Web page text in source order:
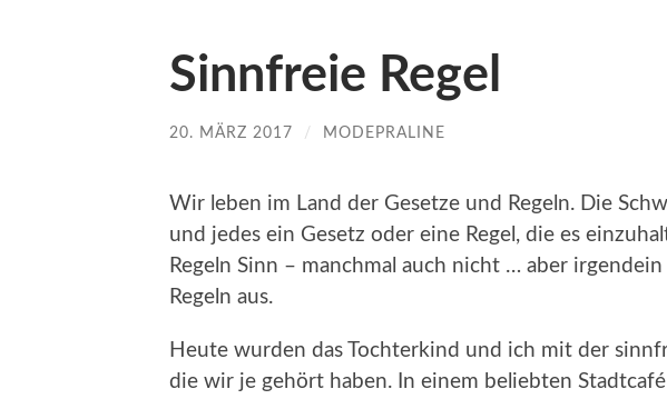
Sinnfreie Regel
20. MÄRZ 2017 / MODEPRALINE
Wir leben im Land der Gesetze und Regeln. Die
und jedes ein Gesetz oder eine Regel, die es
Regeln Sinn – manchmal auch nicht … aber
Regeln aus.
Heute wurden das Tochterkind und ich mit der
die wir je gehört haben. In einem beliebten